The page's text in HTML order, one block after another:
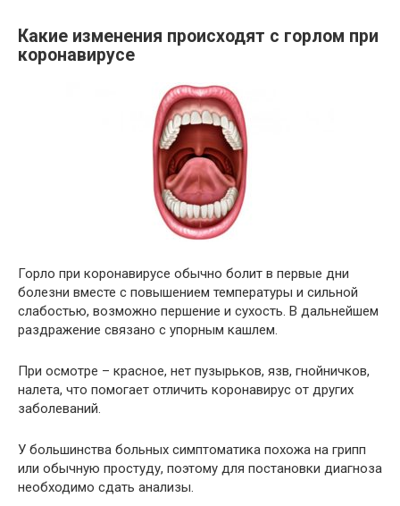
Какие изменения происходят с горлом при
коронавирусе
Горло при коронавирусе обычно болит в первые дни
болезни вместе с повышением температуры и сильной
слабостью, возможно першение и сухость. В дальнейшем
раздражение связано с упорным кашлем.
При осмотре – красное, нет пузырьков, язв, гнойничков,
налета, что помогает отличить коронавирус от других
заболеваний.
У большинства больных симптоматика похожа на грипп
или обычную простуду, поэтому для постановки диагноза
необходимо сдать анализы.